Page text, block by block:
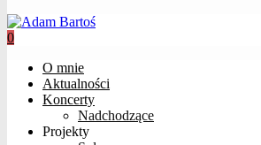
0
O mnie
Aktualności
Koncerty
Nadchodzące
Projekty